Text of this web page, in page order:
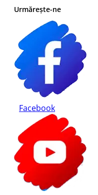
+4 0744 23 0000
Politica cookies
Cum comand
Modalități de plată
Retur produse
Urmărește-ne
Facebook